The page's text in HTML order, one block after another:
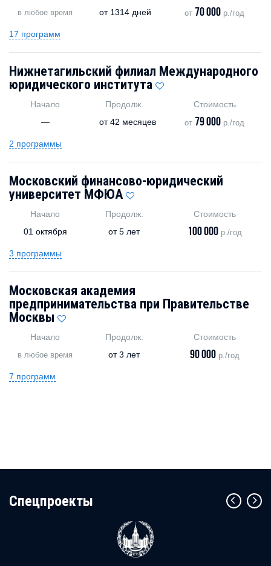
в любое время
от 1314 дней от 70 000 р./год
17 программ
Нижнетагильский филиал Международного
юридического института
Начало
—
Продолж.
от42 месяцев
Стоимость
от 79 000 р./год
2 программы
Московский финансово-юридический
университет МФЮА
Начало
01 октября
Продолж.
от5 лет
Стоимость
100 000р./год
3 программы
Московская академия
предпринимательства при Правительстве
Москвы
Начало
в любое время
Продолж.
от3 лет
Стоимость
90 000р./год
7 программ
Cпецпроекты